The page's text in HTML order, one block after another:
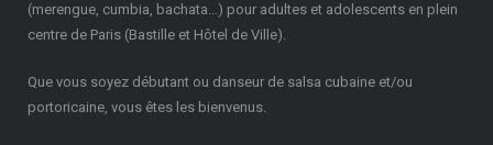
(merengue, cumbia, bachata…) pour adultes et adolescents en plein
centre de Paris (Bastille et Hôtel de Ville).
Que vous soyez débutant ou danseur de salsa cubaine et/ou
portoricaine, vous êtes les bienvenus.